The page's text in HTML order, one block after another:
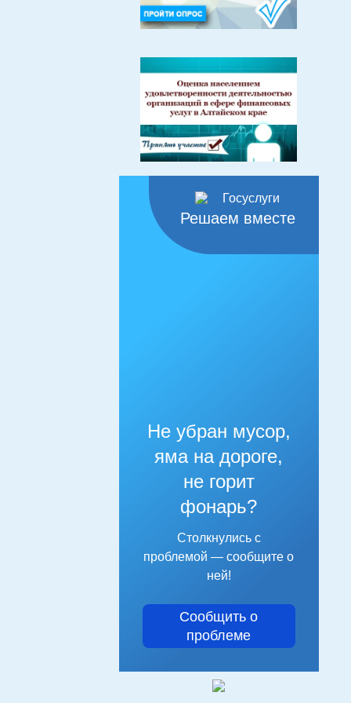
Решаем вместе
Не убран мусор,
яма на дороге,
не горит
фонарь?
Столкнулись с
проблемой — сообщите о
ней!
Сообщить о
проблеме